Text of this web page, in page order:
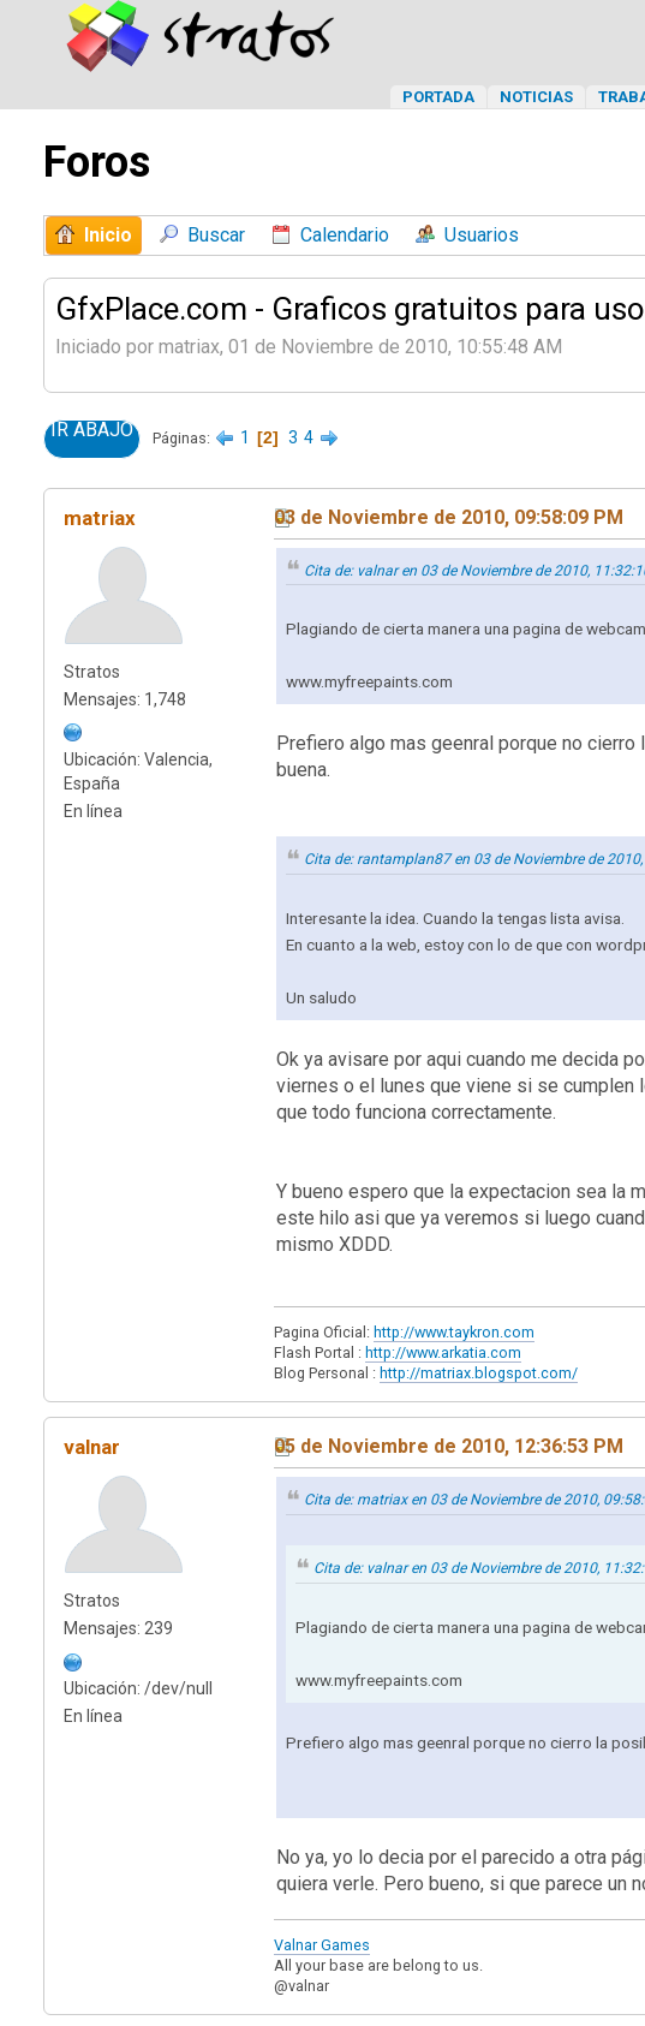
PORTADA NOTICIAS
Foros
Inicio Buscar Calendario Usuarios
GfxPlace.com - Graficos gratuitos para
Iniciado por matriax, 01 de Noviembre de 2010, 10:55:48 AM
IR ABAJO Páginas 1 2 3 4
matriax
Stratos
Mensajes: 1,748
Ubicación: Valencia,
España
En línea
03 de Noviembre de 2010, 09:58:09 PM
Cita de: valnar en 03 de Noviembre de 2010,
Plagiando de cierta manera una pagina de
www.myfreepaints.com
Prefiero algo mas geenral porque no
buena.
Cita de: rantamplan87 en 03 de Noviembre de
Interesante la idea. Cuando la tengas lista avisa.
En cuanto a la web, estoy con lo de que con
Un saludo
Ok ya avisare por aqui cuando me decida
viernes o el lunes que viene si se
que todo funciona correctamente.
Y bueno espero que la expectacion sea la
este hilo asi que ya veremos si luego
mismo XDDD.
Pagina Oficial: http://www.taykron.com
Flash Portal : http://www.arkatia.com
Blog Personal : http://matriax.blogspot.com/
valnar
Stratos
Mensajes: 239
Ubicación: /dev/null
En línea
05 de Noviembre de 2010, 12:36:53 PM
Cita de: matriax en 03 de Noviembre de 2010,
Cita de: valnar en 03 de Noviembre de 2010,
Plagiando de cierta manera una pagina de
www.myfreepaints.com
Prefiero algo mas geenral porque no cierro la
No ya, yo lo decia por el parecido a otra
quiera verle. Pero bueno, si que parece un
Valnar Games
All your base are belong to us.
@valnar